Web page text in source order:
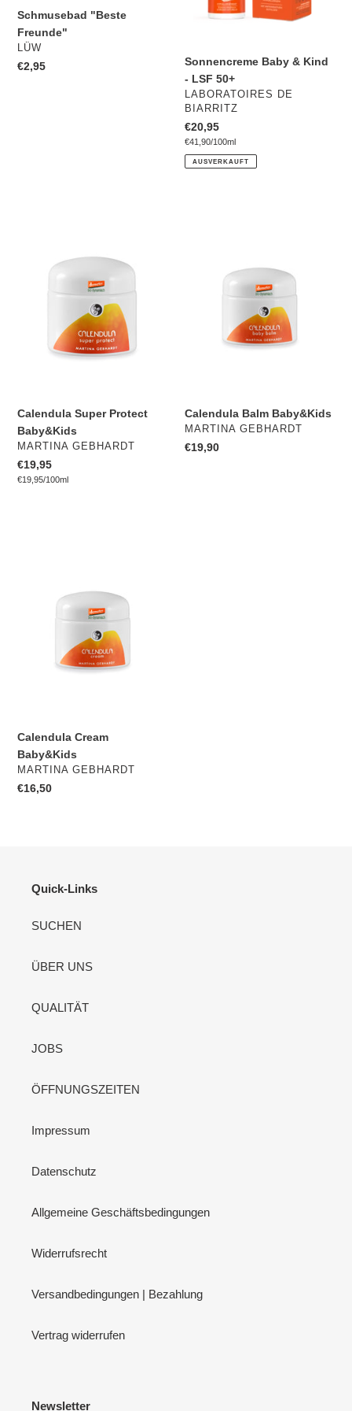
Schmusebad "Beste
Freunde"
VERKÄUFER
LÜW
Normaler
€2,95
Sonnencreme Baby & Kind
- LSF 50+
VERKÄUFER
LABORATOIRES DE
BIARRITZ
Normaler
Preis
€20,95
Einzelpreis
€41,90/pro
100ml
AUSVERKAUFT
Baby&Kids
Calendula Super Protect
Baby&Kids
VERKÄUFER
MARTINA GEBHARDT
Normaler
Preis
€19,95
Einzelpreis
€19,95/pro
100ml
Calendula Balm Baby&Kids
VERKÄUFER
MARTINA GEBHARDT
Normaler
€19,90
Calendula Cream
Baby&Kids
VERKÄUFER
MARTINA GEBHARDT
Normaler
€16,50
Quick-Links
SUCHEN
ÜBER UNS
QUALITÄT
JOBS
ÖFFNUNGSZEITEN
Impressum
Datenschutz
Allgemeine Geschäftsbedingungen
Widerrufsrecht
Versandbedingungen | Bezahlung
Vertrag widerrufen
Newsletter